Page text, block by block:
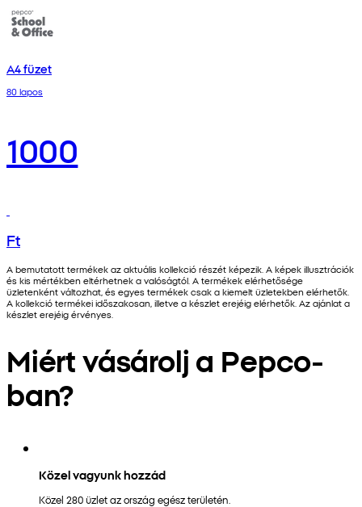
A4 füzet
80 lapos
1000
Ft
A bemutatott termékek az aktuális kollekció részét képezik. A képek illusztrációk
és kis mértékben eltérhetnek a valóságtól. A termékek elérhetősége
üzletenként változhat, és egyes termékek csak a kiemelt üzletekben elérhetők.
A kollekció termékei időszakosan, illetve a készlet erejéig elérhetők. Az ajánlat a
készlet erejéig érvényes.
Miért vásárolj a Pepco-
ban?
Közel vagyunk hozzád
Közel 280 üzlet az ország egész területén.